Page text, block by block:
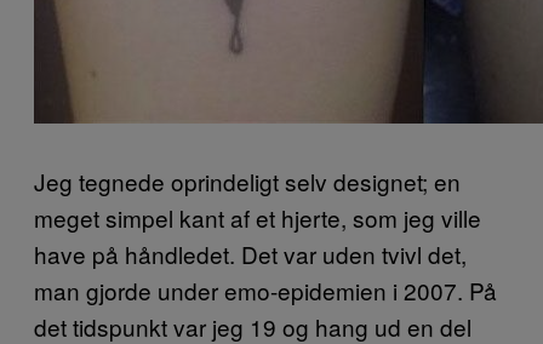
Jeg tegnede oprindeligt selv designet; en
meget simpel kant af et hjerte, som jeg ville
have på håndledet. Det var uden tvivl det,
man gjorde under emo-epidemien i 2007. På
det tidspunkt var jeg 19 og hang ud en del